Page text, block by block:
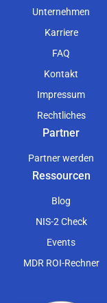
Unternehmen
Karriere
FAQ
Kontakt
Impressum
Rechtliches
Partner
Partner werden
Ressourcen
Blog
NIS-2 Check
Events
MDR ROI-Rechner